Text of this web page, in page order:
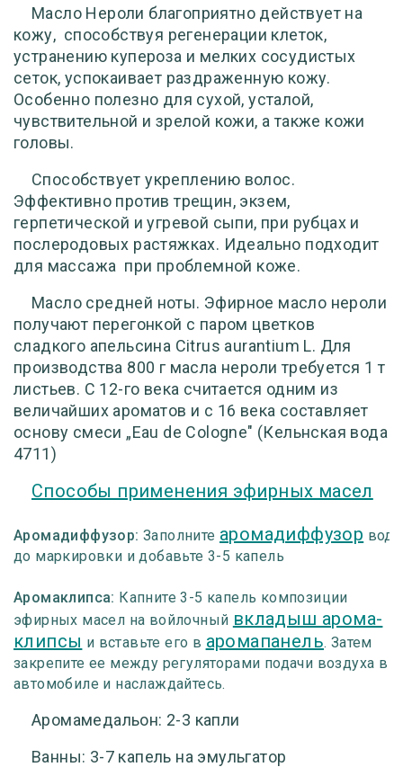
Масло Нероли благоприятно действует на
кожу, способствуя регенерации клеток,
устранению купероза и мелких сосудистых
сеток, успокаивает раздраженную кожу.
Особенно полезно для сухой, усталой,
чувствительной и зрелой кожи, а также кожи
головы.
Способствует укреплению волос.
Эффективно против трещин, экзем,
герпетической и угревой сыпи, при рубцах и
послеродовых растяжках. Идеально подходит
для массажа при проблемной коже.
Масло средней ноты. Эфирное масло нероли
получают перегонкой с паром цветков
сладкого апельсина Citrus aurantium L. Для
производства 800 г масла нероли требуется 1 т
листьев. C 12-го века считается одним из
величайших ароматов и с 16 века составляет
основу смеси „Eau de Cologne" (Кельнская вода
4711)
Способы применения эфирных масел
Аромадиффузор: Заполните аромадиффузор
до маркировки и добавьте 3-5 капель
Аромаклипса: Капните 3-5 капель композиции
эфирных масел на войлочный вкладыш арома-
клипсы и вставьте его в аромапанель. Затем
закрепите ее между регуляторами подачи воздуха в
автомобиле и наслаждайтесь.
Аромамедальон: 2-3 капли
Ванны: 3-7 капель на эмульгатор